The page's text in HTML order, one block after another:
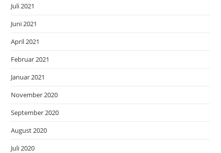
Juli 2021
Juni 2021
April 2021
Februar 2021
Januar 2021
November 2020
September 2020
August 2020
Juli 2020